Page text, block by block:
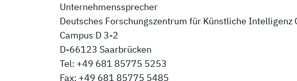
Unternehmenssprecher
Deutsches Forschungszentrum für Künstliche Intelligenz
Campus D 3-2
D-66123 Saarbrücken
Tel: +49 681 85775 5253
Fax: +49 681 85775 5485